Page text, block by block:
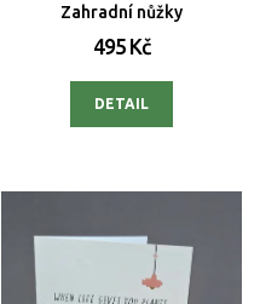
Zahradní nůžky
495 Kč
DETAIL